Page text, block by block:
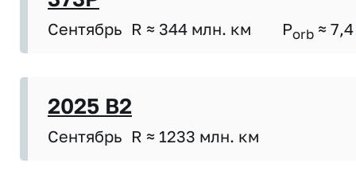
Сентябрь R ≈ 344 млн. км Porb ≈ 7,4
2025 B2
Сентябрь R ≈ 1233 млн. км